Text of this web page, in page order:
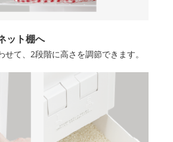
ット棚へ
せて、2段階に高さを調節できます。